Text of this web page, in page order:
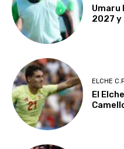
Umaru
2027 y
ELCHE
El